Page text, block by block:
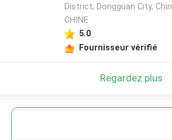
District, Dongguan City,
CHINE
5.0
Fournisseur vérifié
Regardez plus